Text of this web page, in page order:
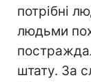
потрібні
людьми
штату. За